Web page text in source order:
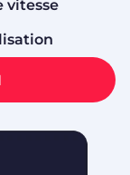
vitesse